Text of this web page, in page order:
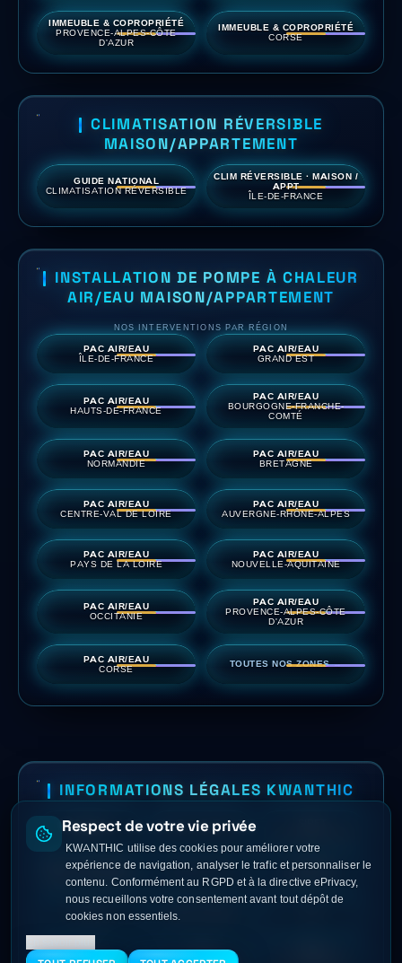
Respect de votre vie privée
KWANTHIC utilise des cookies pour améliorer votre
expérience de navigation, analyser le trafic et personnaliser le
contenu. Conformément au RGPD et à la directive ePrivacy,
nous recueillons votre consentement avant tout dépôt de
cookies non essentiels.
IMMEUBLE & COPROPRIÉTÉ
PROVENCE-ALPES-CÔTE
D'AZUR
IMMEUBLE & COPROPRIÉTÉ
CORSE
CLIMATISATION RÉVERSIBLE
MAISON/APPARTEMENT
GUIDE NATIONAL
CLIMATISATION RÉVERSIBLE
CLIM RÉVERSIBLE · MAISON /
APPT
ÎLE-DE-FRANCE
INSTALLATION DE POMPE À CHALEUR
AIR/EAU MAISON/APPARTEMENT
NOS INTERVENTIONS PAR RÉGION
PAC AIR/EAU
ÎLE-DE-FRANCE
PAC AIR/EAU
GRAND EST
PAC AIR/EAU
HAUTS-DE-FRANCE
PAC AIR/EAU
BOURGOGNE-FRANCHE-
COMTÉ
PAC AIR/EAU
NORMANDIE
PAC AIR/EAU
BRETAGNE
PAC AIR/EAU
CENTRE-VAL DE LOIRE
PAC AIR/EAU
AUVERGNE-RHÔNE-ALPES
PAC AIR/EAU
PAYS DE LA LOIRE
PAC AIR/EAU
NOUVELLE-AQUITAINE
PAC AIR/EAU
OCCITANIE
PAC AIR/EAU
PROVENCE-ALPES-CÔTE
D'AZUR
PAC AIR/EAU
CORSE
TOUTES NOS ZONES →
INFORMATIONS LÉGALES KWANTHIC
KWANTHIC SASU · RCS Paris
66 Av. des Champs-
Élysées, 75008 Paris
01 89 72 42 09
contact@
kwanthic.com
Facebook Mentions légales
©2026